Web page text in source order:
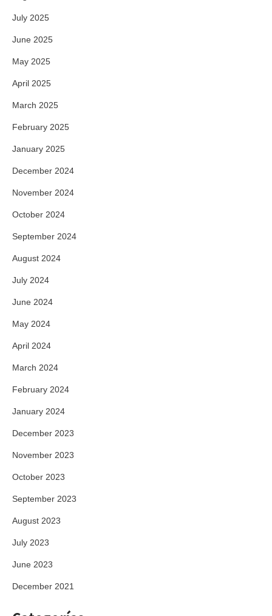
July 2025
June 2025
May 2025
April 2025
March 2025
February 2025
January 2025
December 2024
November 2024
October 2024
September 2024
August 2024
July 2024
June 2024
May 2024
April 2024
March 2024
February 2024
January 2024
December 2023
November 2023
October 2023
September 2023
August 2023
July 2023
June 2023
December 2021